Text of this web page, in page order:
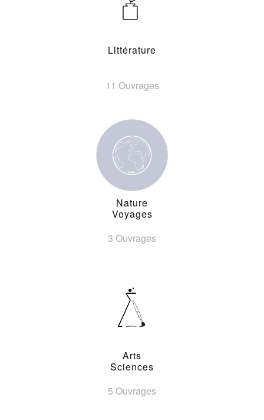
Littérature
11 Ouvrages
Nature
Voyages
3 Ouvrages
Arts
Sciences
5 Ouvrages